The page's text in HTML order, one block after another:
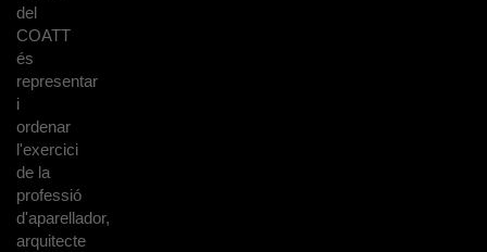
del
COATT
és
representar
i
ordenar
l'exercici
de la
professió
d'aparellador,
arquitecte